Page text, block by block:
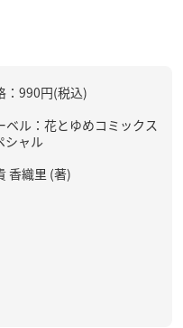
：990円(税込)
ベル：花とゆめコミックス
シャル
香織里 (著)